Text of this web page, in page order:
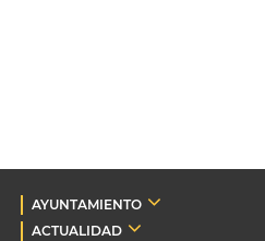
AYUNTAMIENTO
ACTUALIDAD